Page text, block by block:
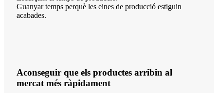
Guanyar temps perquè les eines de producció estiguin
acabades.
Aconseguir que els productes arribin al
mercat més ràpidament